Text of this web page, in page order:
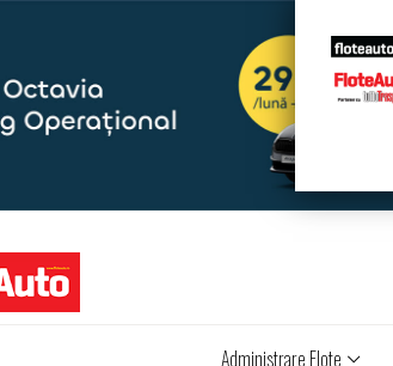
Administrare Flote